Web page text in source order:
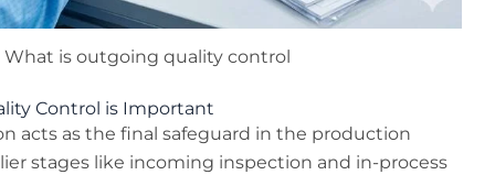
What is outgoing quality control
Control is Important
acts as the final safeguard in the production
stages like incoming inspection and in-process